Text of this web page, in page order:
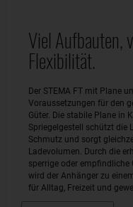
Viel Aufbauten,
Flexibilität.
Der STEMA FT mit Plane
Voraussetzungen für den
Güter. Die stabile Plane in
Spriegelgestell schützt die
Schmutz und sorgt
Ladevolumen. Durch die
sperrige oder empfindliche
wird der Anhänger zu
für Alltag, Freizeit und